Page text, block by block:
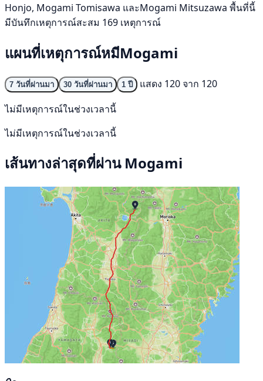
Honjo, Mogami Tomisawa และMogami Mitsuzawa พื้นที่นี้
มีบันทึกเหตุการณ์สะสม 169 เหตุการณ์
แผนที่เหตุการณ์หมีMogami
7 วันที่ผ่านมา 30 วันที่ผ่านมา 1 ปี
แสดง 120 จาก 120
ไม่มีเหตุการณ์ในช่วงเวลานี้
ไม่มีเหตุการณ์ในช่วงเวลานี้
เส้นทางล่าสุดที่ผ่าน Mogami